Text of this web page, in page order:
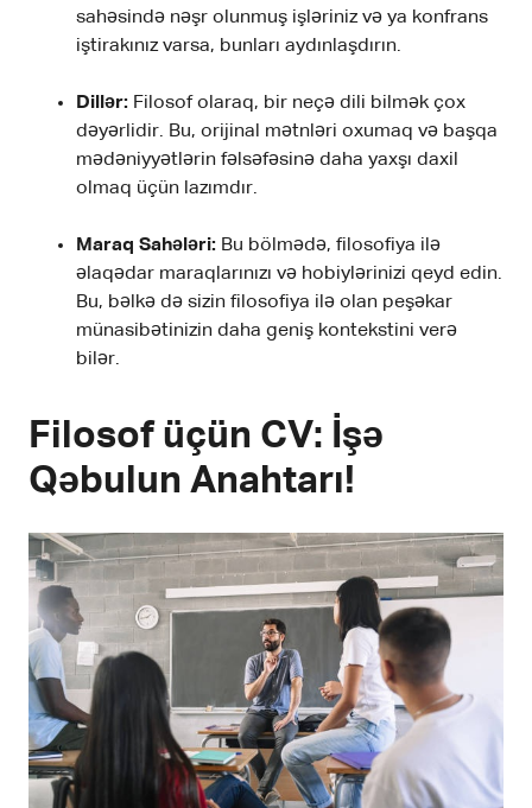
sahəsində nəşr olunmuş işləriniz və ya konfrans
iştirakınız varsa, bunları aydınlaşdırın.
Dillər: Filosof olaraq, bir neçə dili bilmək çox
dəyərlidir. Bu, orijinal mətnləri oxumaq və başqa
mədəniyyətlərin fəlsəfəsinə daha yaxşı daxil
olmaq üçün lazımdır.
Maraq Sahələri: Bu bölmədə, filosofiya ilə
əlaqədar maraqlarınızı və hobiylərinizi qeyd edin.
Bu, bəlkə də sizin filosofiya ilə olan peşəkar
münasibətinizin daha geniş kontekstini verə
bilər.
Filosof üçün CV: İşə
Qəbulun Anahtarı!